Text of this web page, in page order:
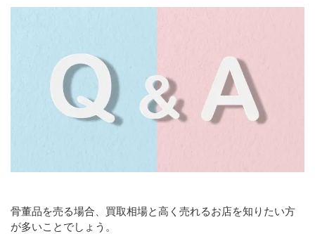
骨董品を売る場合、買取相場と高く売れるお店を知りたい方
が多いことでしょう。